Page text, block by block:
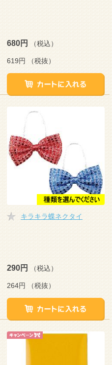
680円 （税込）
619円 （税抜）
キラキラ蝶ネクタイ
290円 （税込）
264円 （税抜）